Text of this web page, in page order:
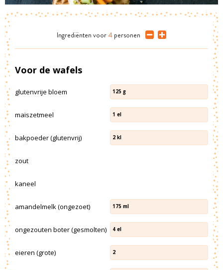
Ingrediënten voor 4 personen
Voor de wafels
glutenvrije bloem 125 g
maïszetmeel 1 el
bakpoeder (glutenvrij) 2 kl
zout
kaneel
amandelmelk (ongezoet) 175 ml
ongezouten boter (gesmolten) 4 el
eieren (grote) 2